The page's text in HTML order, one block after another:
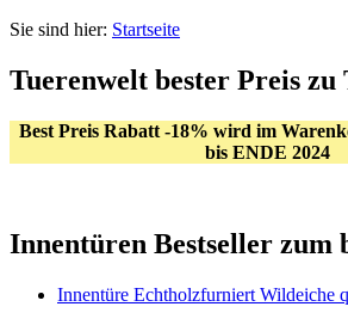
Sie sind hier: Startseite
Tuerenwelt bester Preis
Best Preis Rabatt -18% wird im
bis ENDE 2024
Innentüren Bestseller zum
Innentüre Echtholzfurniert Wildeiche